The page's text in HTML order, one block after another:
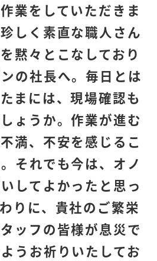
業をしていただきま
しく素直な職人さん
黙々とこなしており
の社長へ。毎日とは
まには、現場確認も
ょうか。作業が進む
満、不安を感じるこ
それでも今は、オノ
してよかったと思っ
りに、貴社のご繁栄
ッフの皆様が息災で
うお祈りいたしてお